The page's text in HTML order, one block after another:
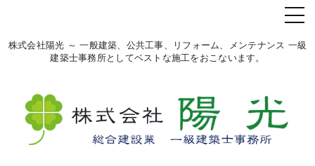
株式会社陽光 ～ 一般建築、公共工事、リフォーム、メンテナンス 一級
建築士事務所としてベストな施工をおこないます。